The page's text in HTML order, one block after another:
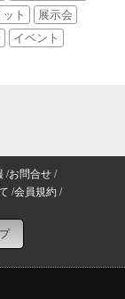
ト
展示会
イベント
お問合せ
会員規約